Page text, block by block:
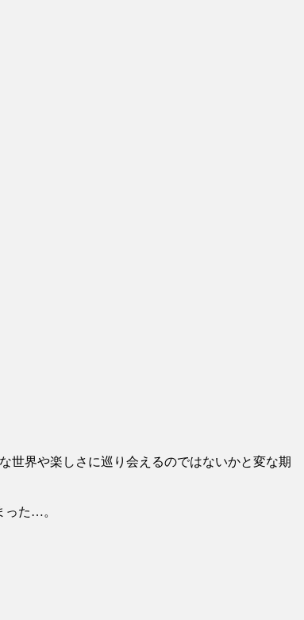
世界や楽しさに巡り会えるのではないかと変な期
った…。